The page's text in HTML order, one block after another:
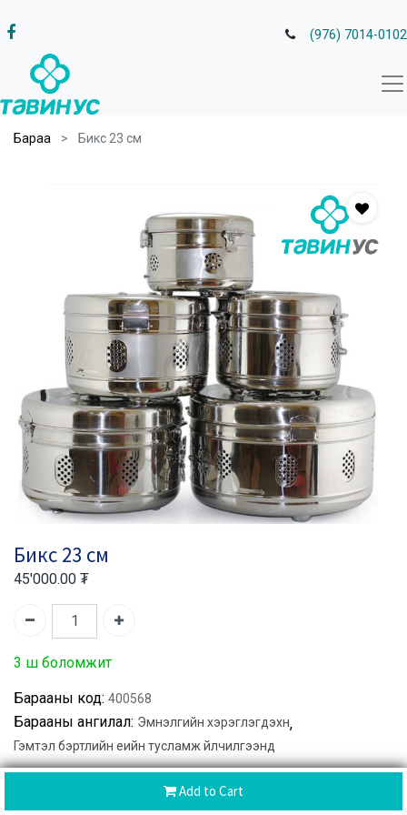
(976) 7014-0102
Бараа Бикс 23 см
Add to Cart
Бикс 23 см
45'000.00 ₮
3 ш боломжит
Барааны код: 400568
Барааны ангилал: Эмнэлгийн хэрэглэгдэхүүн,
Гэмтэл бэртлийн үеийн тусламж үйлчилгээнд